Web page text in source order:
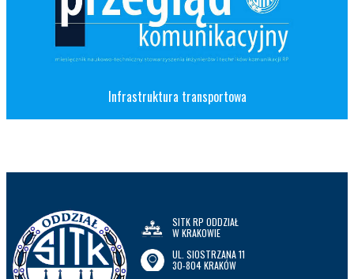
Infrastruktura transportowa
SITK RP ODDZIAŁ
W KRAKOWIE
UL. SIOSTRZANA 11
30-804 KRAKÓW